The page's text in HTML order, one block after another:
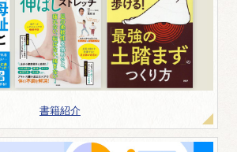
書籍紹介